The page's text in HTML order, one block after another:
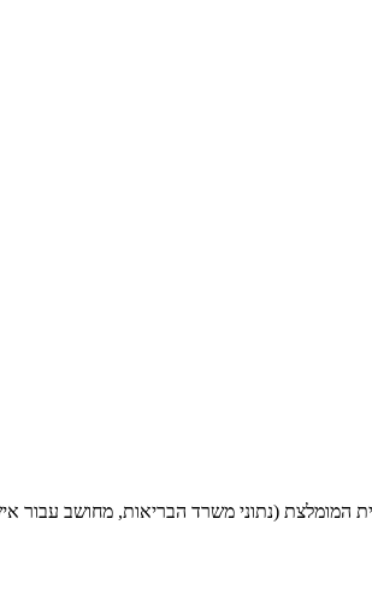
(נתוני משרד הבריאות, מחושב עבור אישה